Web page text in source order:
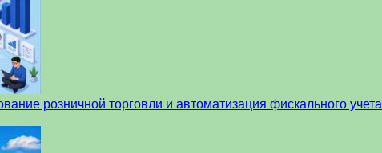
розничной торговли и автоматизация фискального учета